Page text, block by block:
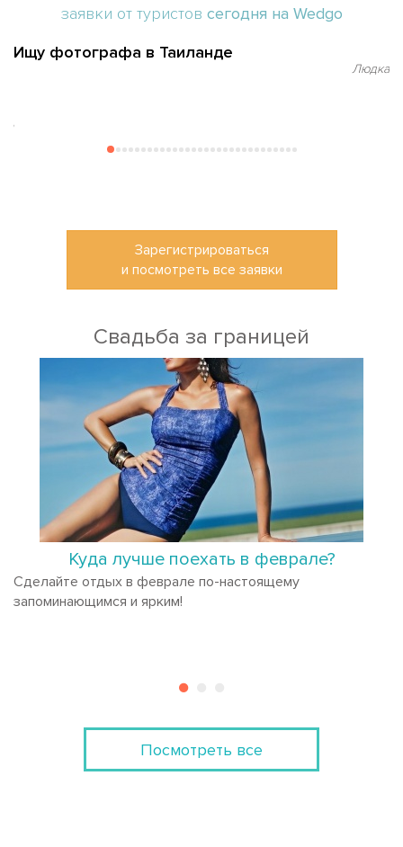
заявки от туристов сегодня на Wedgo
Ищу фотографа в Таиланде
Людка
Зарегистрироваться
и посмотреть все заявки
Свадьба за границей
Куда лучше поехать в феврале?
Сделайте отдых в феврале по-настоящему
запоминающимся и ярким!
Посмотреть все